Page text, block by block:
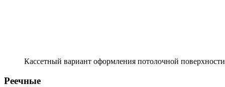
Кассетный вариант оформления потолочной поверхности
Реечные